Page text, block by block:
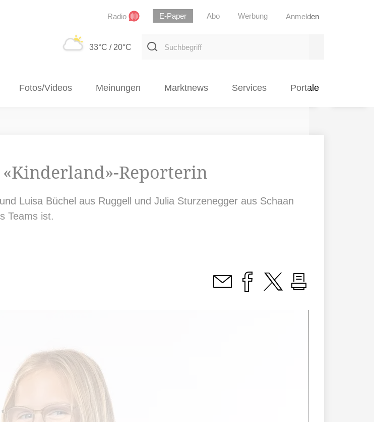
Radio E-Paper Abo Werbung Anmelden
33°C / 20°C
Suchbegriff
Fotos/Videos Meinungen Marktnews Services Portale
Reporterin
Luisa Büchel aus Ruggell und Julia Sturzenegger aus Schaan
Teams ist.